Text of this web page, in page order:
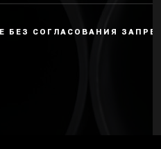
СОГЛАСОВАНИЯ